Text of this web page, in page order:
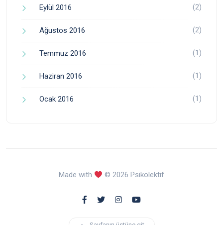
Eylül 2016 (2)
Ağustos 2016 (2)
Temmuz 2016 (1)
Haziran 2016 (1)
Ocak 2016 (1)
Made with © 2026 Psikolektif